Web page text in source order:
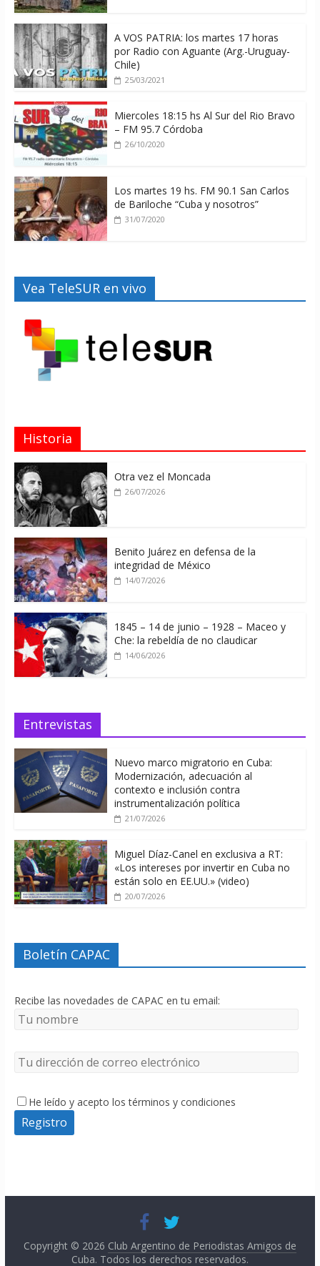
A VOS PATRIA: los martes 17 horas
por Radio con Aguante (Arg.-Uruguay-
Chile)
25/03/2021
Miercoles 18:15 hs Al Sur del Rio Bravo
– FM 95.7 Córdoba
26/10/2020
Los martes 19 hs. FM 90.1 San Carlos
de Bariloche “Cuba y nosotros”
31/07/2020
Vea TeleSUR en vivo
Historia
Otra vez el Moncada
26/07/2026
Benito Juárez en defensa de la
integridad de México
14/07/2026
1845 – 14 de junio – 1928 – Maceo y
Che: la rebeldía de no claudicar
14/06/2026
Entrevistas
Nuevo marco migratorio en Cuba:
Modernización, adecuación al
contexto e inclusión contra
instrumentalización política
21/07/2026
Miguel Díaz-Canel en exclusiva a RT:
«Los intereses por invertir en Cuba no
están solo en EE.UU.» (video)
20/07/2026
Boletín CAPAC
Recibe las novedades de CAPAC en tu email:
He leído y acepto los términos y condiciones
Copyright © 2026 Club Argentino de Periodistas Amigos de
Cuba. Todos los derechos reservados.